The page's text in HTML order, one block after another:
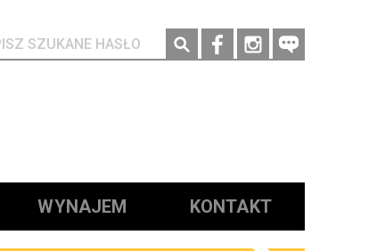
Social media
WYNAJEM KONTAKT